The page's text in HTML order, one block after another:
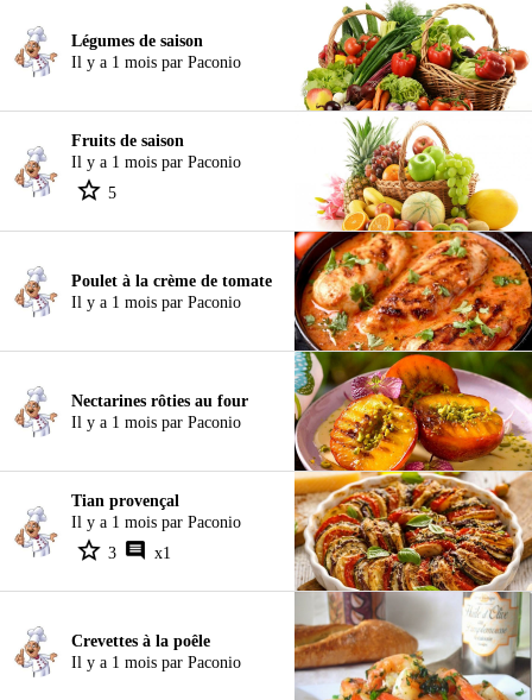
Légumes de saison
Il y a 1 mois par Paconio
Fruits de saison
Il y a 1 mois par Paconio
5
Poulet à la crème de tomate
Il y a 1 mois par Paconio
Nectarines rôties au four
Il y a 1 mois par Paconio
Tian provençal
Il y a 1 mois par Paconio
3
x1
Crevettes à la poêle
Il y a 1 mois par Paconio